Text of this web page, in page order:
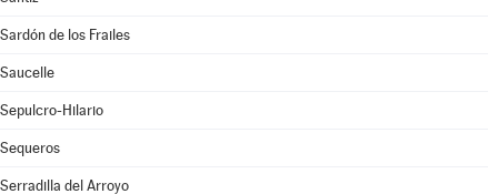
Sardón de los Frailes
Saucelle
Sepulcro-Hilario
Sequeros
Serradilla del Arroyo